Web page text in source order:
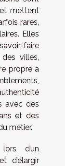
mettent
rares,
Elles
faire
villes,
propre à
avec des
et des
métier.
d’un
d’élargir